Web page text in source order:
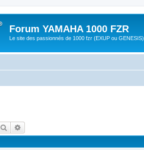
Forum YAMAHA 1000 FZR
Le site des passionnés de 1000 fzr (EXUP ou GENESIS)
Rechercher